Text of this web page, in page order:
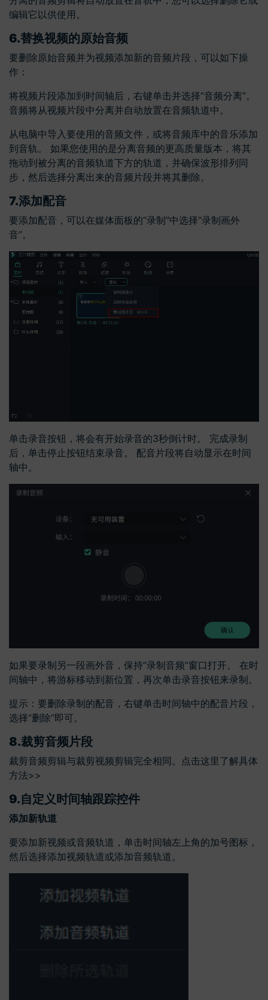
编辑它以供使用。
6.替换视频的原始音频
要删除原始音频并为视频添加新的音频片段，可以如下操
作：
将视频片段添加到时间轴后，右键单击并选择“音频分离”。
音频将从视频片段中分离并自动放置在音频轨道中。
从电脑中导入要使用的音频文件，或将音频库中的音乐添加
到音轨。 如果您使用的是分离音频的更高质量版本，将其
拖动到被分离的音频轨道下方的轨道，并确保波形排列同
步，然后选择分离出来的音频片段并将其删除。
7.添加配音
要添加配音，可以在媒体面板的“录制”中选择“录制画外
音”。
单击录音按钮，将会有开始录音的3秒倒计时。 完成录制
后，单击停止按钮结束录音。 配音片段将自动显示在时间
轴中。
如果要录制另一段画外音，保持“录制音频”窗口打开。 在时
间轴中，将游标移动到新位置，再次单击录音按钮来录制。
提示：要删除录制的配音，右键单击时间轴中的配音片段，
选择“删除”即可。
8.裁剪音频片段
裁剪音频剪辑与裁剪视频剪辑完全相同。点击这里了解具体
方法>>
9.自定义时间轴跟踪控件
添加新轨道
要添加新视频或音频轨道，单击时间轴左上角的加号图标，
然后选择添加视频轨道或添加音频轨道。